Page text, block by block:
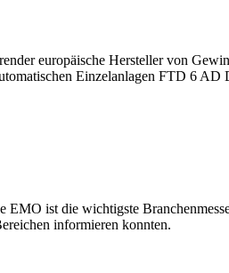
europäische Hersteller von
Einzelanlagen FTD 6
ist die wichtigste
informieren konnten.